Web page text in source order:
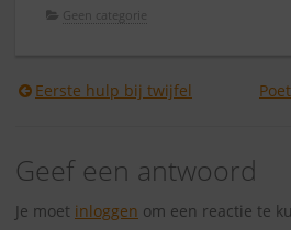
Geen categorie
Berichtnavigatie
Eerste hulp bij twijfel
Geef een antwoord
Je moet inloggen om een reactie te